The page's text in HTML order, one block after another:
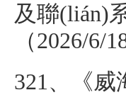
及聯(lián)
（2026/6/
321、
《